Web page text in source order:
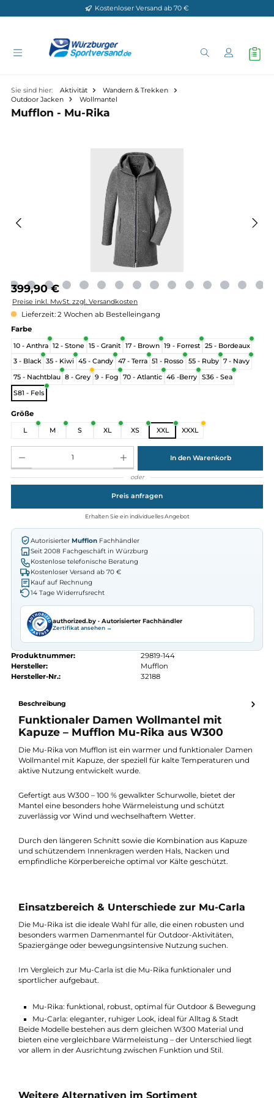
Zum Hauptinhalt springenKostenloser Versand ab 70 €
Sie sind hier: Aktivität
Wandern & Trekken
Outdoor Jacken
Wollmantel
Bildergalerie überspringen
Regulärer Preis:
399,90 €
Preise inkl. MwSt. zzgl. Versandkosten
Lieferzeit: 2 Wochen ab Bestelleingang
Farbeauswählen
10 - Anthra 12 - Stone 15 - Granit 19 - Forrest
3 - Black
75 - Nachtblau
8 - Grey 9 - Fog 70 - Atlantic 46 -Berry
Größe auswählen
L M S XL XS XXL XXXL
Produkt Anzahl: Gib den gewünschten Wert ein oder benutze die Schaltflächen um die
In den Warenkorb
oder
Preis anfragen
Erhalten Sie ein individuelles Angebot
Seit 2008 Fachgeschäft in Würzburg
Kostenlose telefonische Beratung
Kostenloser Versand ab 70 €
14 Tage Widerrufsrecht
Produktnummer:
29819-144
Hersteller:
Hersteller-Nr.:
32188
Funktionaler Damen Wollmantel mit
Kapuze – Mufflon Mu-Rika aus W300
Wollmantel mit Kapuze, der speziell für kalte Temperaturen
aktive Nutzung entwickelt wurde.
zuverlässig vor Wind und wechselhaftem Wetter.
Durch den längeren Schnitt sowie die Kombination aus Kapuze
und schützendem Innenkragen werden Hals, Nacken und
Einsatzbereich & Unterschiede zur Mu-Carla
Die Mu-Rika ist die ideale Wahl für alle, die einen robusten und
besonders warmen Damenmantel für Outdoor-Aktivitäten,
Spaziergänge oder bewegungsintensive Nutzung suchen.
sportlicher aufgebaut.